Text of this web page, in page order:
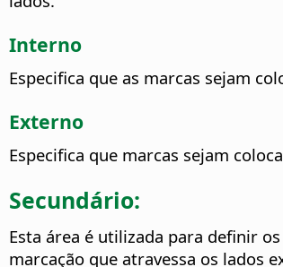
Interno
Especifica que as marcas sejam
Externo
Especifica que marcas sejam
Secundário:
Esta área é utilizada para definir
marcação que atravessa os lados